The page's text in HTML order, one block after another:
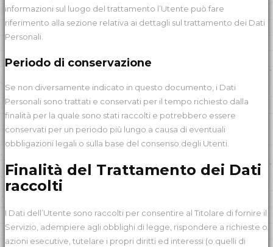
informazioni sul luogo del trattamento l’Utente può fare
riferimento alla sezione relativa ai dettagli sul trattamento dei Dati
Personali.
Periodo di conservazione
Se non diversamente indicato in questo documento, i Dati
Personali sono trattati e conservati per il tempo richiesto dalla
finalità per la quale sono stati raccolti e potrebbero essere
conservati per un periodo più lungo a causa di eventuali
obbligazioni legali o sulla base del consenso degli Utenti.
Finalità del Trattamento dei Dati
raccolti
I Dati dell’Utente sono raccolti per consentire al Titolare di fornire il
Servizio, adempiere agli obblighi di legge, rispondere a richieste o
azioni esecutive, tutelare i propri diritti ed interessi (o quelli di